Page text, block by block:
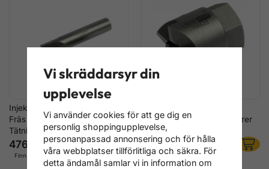
Injektorsätesfräs Ø 15,5 mm –
Fräs för Spridarschakt och
Tätningssäte
476 kr
Finns i lager
Sätesfräs för Dieselinjektorer
396 kr
Finns i lager
Vi skräddarsyr din
upplevelse
Vi använder cookies för att ge dig en
personlig shoppingupplevelse,
personanpassad annonsering och för hålla
våra webbplatser tillförlitliga och säkra. För
detta ändamål samlar vi in information om